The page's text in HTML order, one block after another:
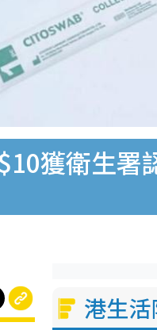
獲衛生署
港生